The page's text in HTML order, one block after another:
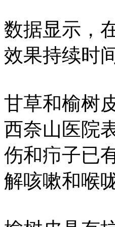
数据显示，
效果持续时
甘草和榆树
西奈山医院
伤和疖子已
解咳嗽和喉